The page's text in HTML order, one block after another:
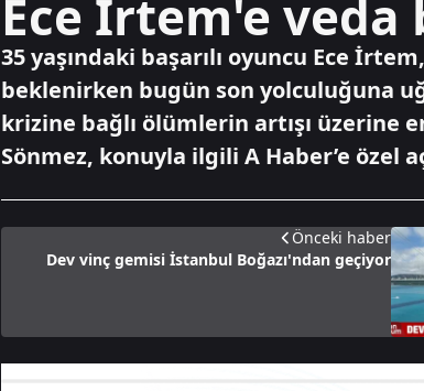
Ece İrtem'e veda
35 yaşındaki başarılı oyuncu Ece
beklenirken bugün son yolculuğuna
krizine bağlı ölümlerin artışı üzerine
Sönmez, konuyla ilgili A Haber’e özel
Önceki haber
Dev vinç gemisi İstanbul Boğazı'ndan geçiyor